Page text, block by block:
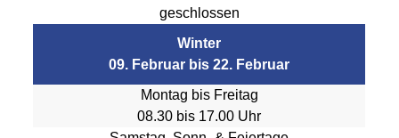
geschlossen
Winter
09. Februar bis 22. Februar
Montag bis Freitag
08.30 bis 17.00 Uhr